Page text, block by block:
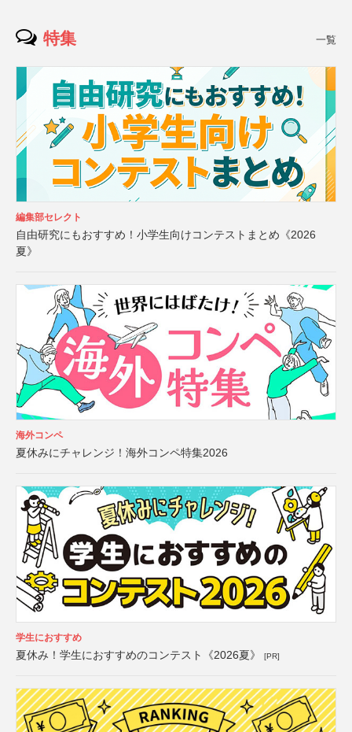
特集 一覧
編集部セレクト
自由研究にもおすすめ！小学生向けコンテストまとめ《2026
夏》
海外コンペ
夏休みにチャレンジ！海外コンペ特集2026
学生におすすめ
夏休み！学生におすすめのコンテスト《2026夏》 [PR]